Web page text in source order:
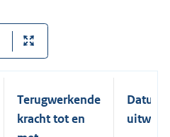
Terugwerkende
kracht tot en
Datum